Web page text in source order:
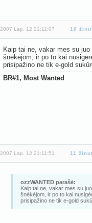
2007 Lap. 12 21:11:07 10
Kaip tai ne, vakar mes su juo
šnėkėjom, ir po to kai
prisipažino ne tik e-gold
BR#1, Most Wanted
2007 Lap. 12 21:11:51 11
ozzWANTED parašė:
Kaip tai ne, vakar mes su
šnėkėjom, ir po to kai
prisipažino ne tik e-gold